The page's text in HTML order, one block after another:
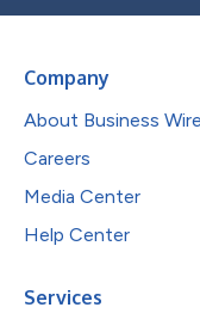
Company
About Business Wire
Careers
Media Center
Help Center
Services